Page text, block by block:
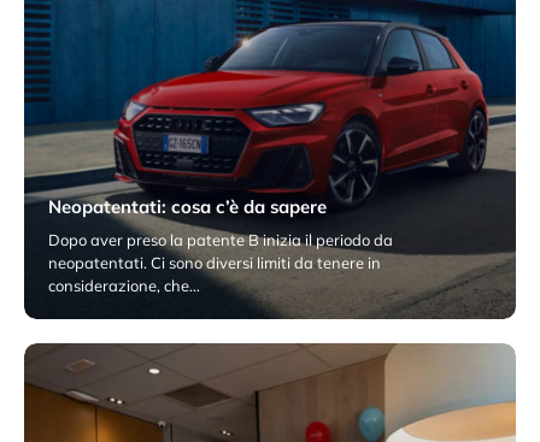
Neopatentati: cosa c’è da sapere
Dopo aver preso la patente B inizia il periodo da
neopatentati. Ci sono diversi limiti da tenere in
considerazione, che…
10 Dicembre 2025